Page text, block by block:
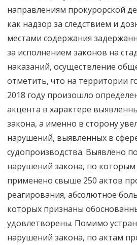
направлениям прокурорской
как надзор за следствием и
местами содержания
за исполнением законов на
наказаний, осуществление
отметить, что на территории
2018 году произошло
акцента в характере
закона, а именно в сторону
нарушений, выявленных в
судопроизводства. Выявлено
нарушений закона, по которым
применено свыше 250 актов
реагирования, абсолютное
которых признаны
удовлетворены. Помимо
нарушений закона, по актам